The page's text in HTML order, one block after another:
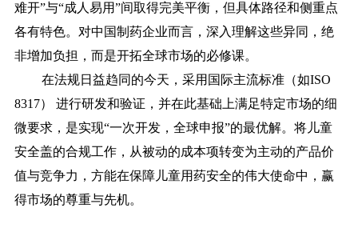
难开”与“成人易用”间取得完美平衡，但具体路径和侧重点
各有特色。对中国制药企业而言，深入理解这些异同，绝
非增加负担，而是开拓全球市场的必修课。
在法规日益趋同的今天，采用国际主流标准（如ISO
8317） 进行研发和验证，并在此基础上满足特定市场的细
微要求，是实现“一次开发，全球申报”的最优解。将儿童
安全盖的合规工作，从被动的成本项转变为主动的产品价
值与竞争力，方能在保障儿童用药安全的伟大使命中，赢
得市场的尊重与先机。